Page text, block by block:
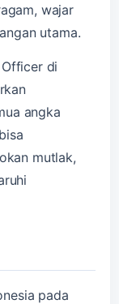
wajar
utama.
di
angka
mutlak,
pada